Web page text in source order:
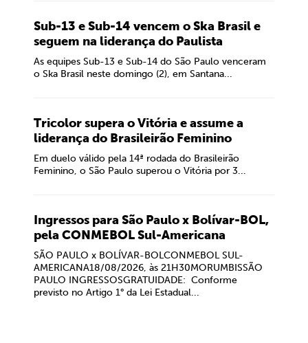
Sub-13 e Sub-14 vencem o Ska Brasil e
seguem na liderança do Paulista
As equipes Sub-13 e Sub-14 do São Paulo venceram
o Ska Brasil neste domingo (2), em Santana...
Tricolor supera o Vitória e assume a
liderança do Brasileirão Feminino
Em duelo válido pela 14ª rodada do Brasileirão
Feminino, o São Paulo superou o Vitória por 3...
Ingressos para São Paulo x Bolívar-BOL,
pela CONMEBOL Sul-Americana
SÃO PAULO x BOLÍVAR-BOLCONMEBOL SUL-
AMERICANA18/08/2026, às 21H30MORUMBISSÃO
PAULO INGRESSOSGRATUIDADE: Conforme
previsto no Artigo 1° da Lei Estadual...